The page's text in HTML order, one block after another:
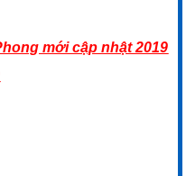
mới cập nhật 2019